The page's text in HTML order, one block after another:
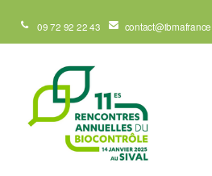
09 72 92 22 43